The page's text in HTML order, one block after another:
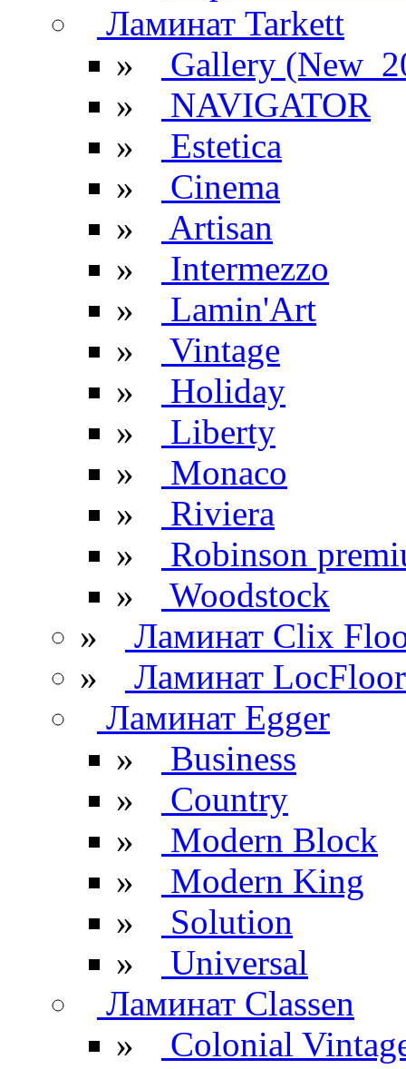
Ламинат Tarkett
»
Gallery
»
NAVIGATOR
»
Estetica
»
Cinema
»
Artisan
»
Intermezzo
»
Lamin'Art
»
Vintage
»
Holiday
»
Liberty
»
Monaco
»
Riviera
»
Robinson
»
Woodstock
»
Ламинат Clix
»
Ламинат LocFloor
Ламинат Egger
»
Business
»
Country
»
Modern Block
»
Modern King
»
Solution
»
Universal
Ламинат Classen
»
Colonial